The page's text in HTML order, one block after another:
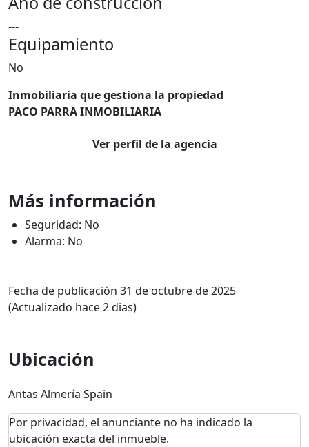
---
Equipamiento
No
Inmobiliaria que gestiona la propiedad
PACO PARRA INMOBILIARIA
Ver perfil de la agencia
Más información
Seguridad: No
Alarma: No
Fecha de publicación 31 de octubre de 2025
(Actualizado hace 2 dias)
Ubicación
Antas Almería Spain
Por privacidad, el anunciante no ha indicado la
ubicación exacta del inmueble.